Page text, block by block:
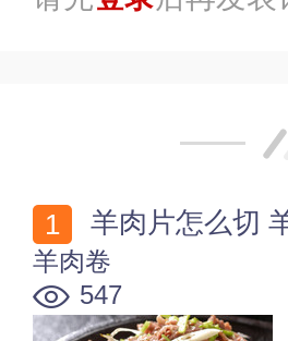
羊肉片怎么切
羊肉卷
547